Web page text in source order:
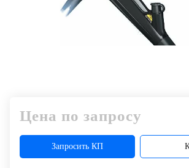
Цена по запросу
Запросить КП